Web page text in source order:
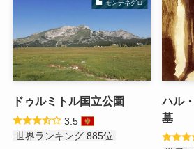
モンテネグロ
ドゥルミトル国立公園
3.5
世界ランキング 885位
ハル
墓